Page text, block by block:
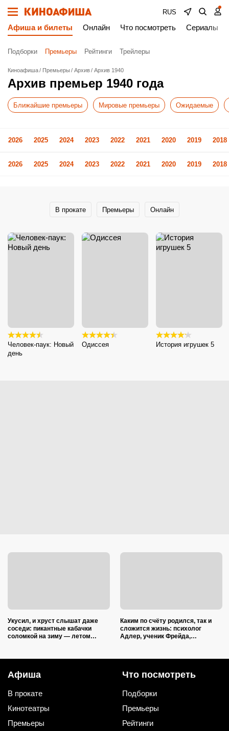
RUS
Афиша и билеты Онлайн Что посмотреть Сериалы
Подборки Премьеры Рейтинги Трейлеры
Киноафиша Премьеры Архив Архив 1940
Архив премьер 1940 года
Ближайшие премьеры Мировые премьеры Ожидаемые
2026 2025 2024 2023 2022 2021 2020 2019 2018
2026 2025 2024 2023 2022 2021 2020 2019 2018
В прокате Премьеры Онлайн
Человек-паук: Новый
день
Одиссея История игрушек 5
Укусил, и хруст слышат даже
соседи: пикантные кабачки
соломкой на зиму — летом
Каким по счёту родился, так и
сложится жизнь: психолог
Адлер, ученик Фрейда,
Афиша
В прокате
Кинотеатры
Премьеры
Что посмотреть
Подборки
Премьеры
Рейтинги